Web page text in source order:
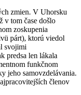
zmien. V Uhorsku
v tom čase došlo
zoskupenia
párt), ktorú viedol
svojimi
predsa len lákala
funkčnom
jeho samovzdelávania.
členov